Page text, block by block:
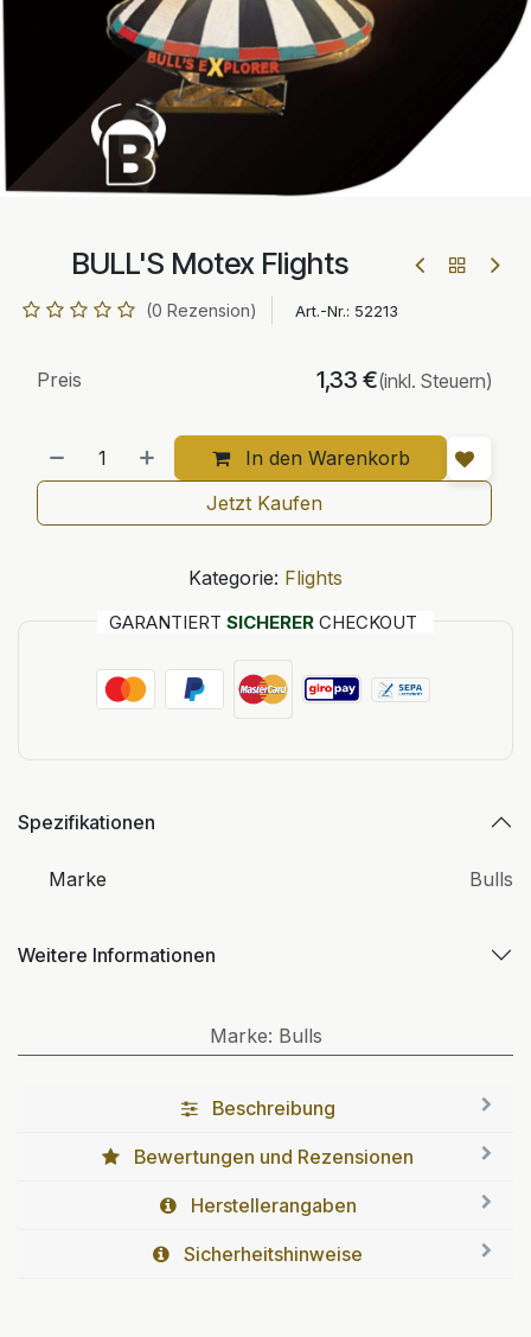
BULL'S Motex Flights
(0 Rezension) Art.-Nr.: 52213
In den Warenkorb
Preis 1,33 €(inkl. Steuern)
Jetzt Kaufen
Kategorie: Flights
GARANTIERT SICHERER CHECKOUT
Spezifikationen
Marke Bulls
Weitere Informationen
Marke: Bulls
Beschreibung
Bewertungen und Rezensionen
Herstellerangaben
Sicherheitshinweise